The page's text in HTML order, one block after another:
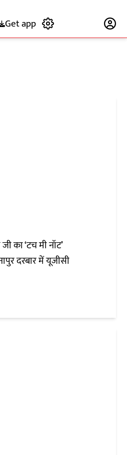
Get app
का ‘टच मी नॉट’
दरबार में यूजीसी